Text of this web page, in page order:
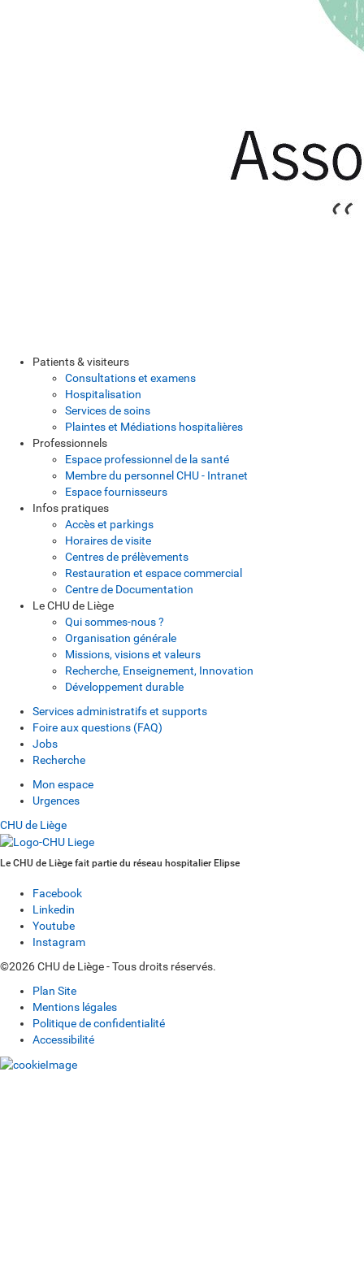
Patients & visiteurs
Consultations et examens
Hospitalisation
Services de soins
Plaintes et Médiations hospitalières
Professionnels
Espace professionnel de la santé
Membre du personnel CHU - Intranet
Espace fournisseurs
Infos pratiques
Accès et parkings
Horaires de visite
Centres de prélèvements
Restauration et espace commercial
Centre de Documentation
Le CHU de Liège
Qui sommes-nous ?
Organisation générale
Missions, visions et valeurs
Recherche, Enseignement, Innovation
Développement durable
Services administratifs et supports
Foire aux questions (FAQ)
Jobs
Recherche
Mon espace
Urgences
CHU de Liège
Le CHU de Liège fait partie du réseau hospitalier Elipse
Facebook
Linkedin
Youtube
Instagram
©2026 CHU de Liège - Tous droits réservés.
Plan Site
Mentions légales
Politique de confidentialité
Accessibilité